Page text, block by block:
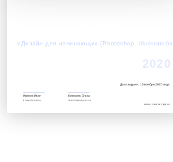
«Дизайн для начинающих (Photoshop, Illustrator)»‎
2020
Дата выдачи: 15 ноября 2020 года
www.it.avenue-pro.ru
Иванов Иван
Директор школы
Козякова Ольга
Преподаватель курса